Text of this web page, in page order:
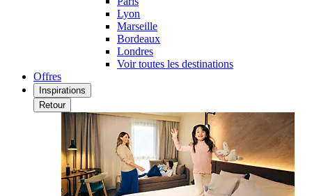
Lyon
Marseille
Bordeaux
Londres
Voir toutes les destinations
Offres
Inspirations
Retour